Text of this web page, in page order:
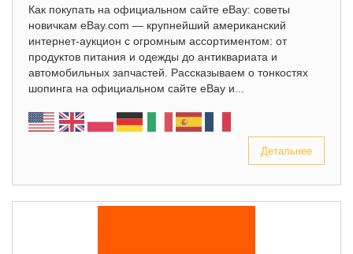
Как покупать на официальном сайте eBay: советы
новичкам eBay.com — крупнейший американский
интернет-аукцион с огромным ассортиментом: от
продуктов питания и одежды до антиквариата и
автомобильных запчастей. Рассказываем о тонкостях
шопинга на официальном сайте eBay и...
Детальнее